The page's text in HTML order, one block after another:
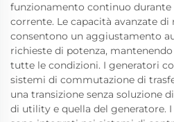
funzionamento continuo
corrente. Le capacità avanzate
consentono un aggiustamento
richieste di potenza,
tutte le condizioni. I generatori
sistemi di commutazione di
una transizione senza soluzione
di utility e quella del generatore.